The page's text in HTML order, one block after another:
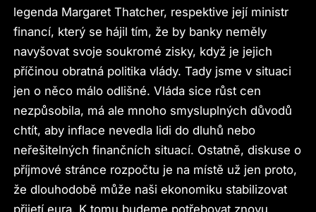
legenda Margaret Thatcher, respektive její ministr
financí, který se hájil tím, že by banky neměly
navyšovat svoje soukromé zisky, když je jejich
příčinou obratná politika vlády. Tady jsme v situaci
jen o něco málo odlišné. Vláda sice růst cen
nezpůsobila, má ale mnoho smysluplných důvodů
chtít, aby inflace nevedla lidi do dluhů nebo
neřešitelných finančních situací. Ostatně, diskuse o
příjmové stránce rozpočtu je na místě už jen proto,
že dlouhodobě může naši ekonomiku stabilizovat
přijetí eura. K tomu budeme potřebovat znovu